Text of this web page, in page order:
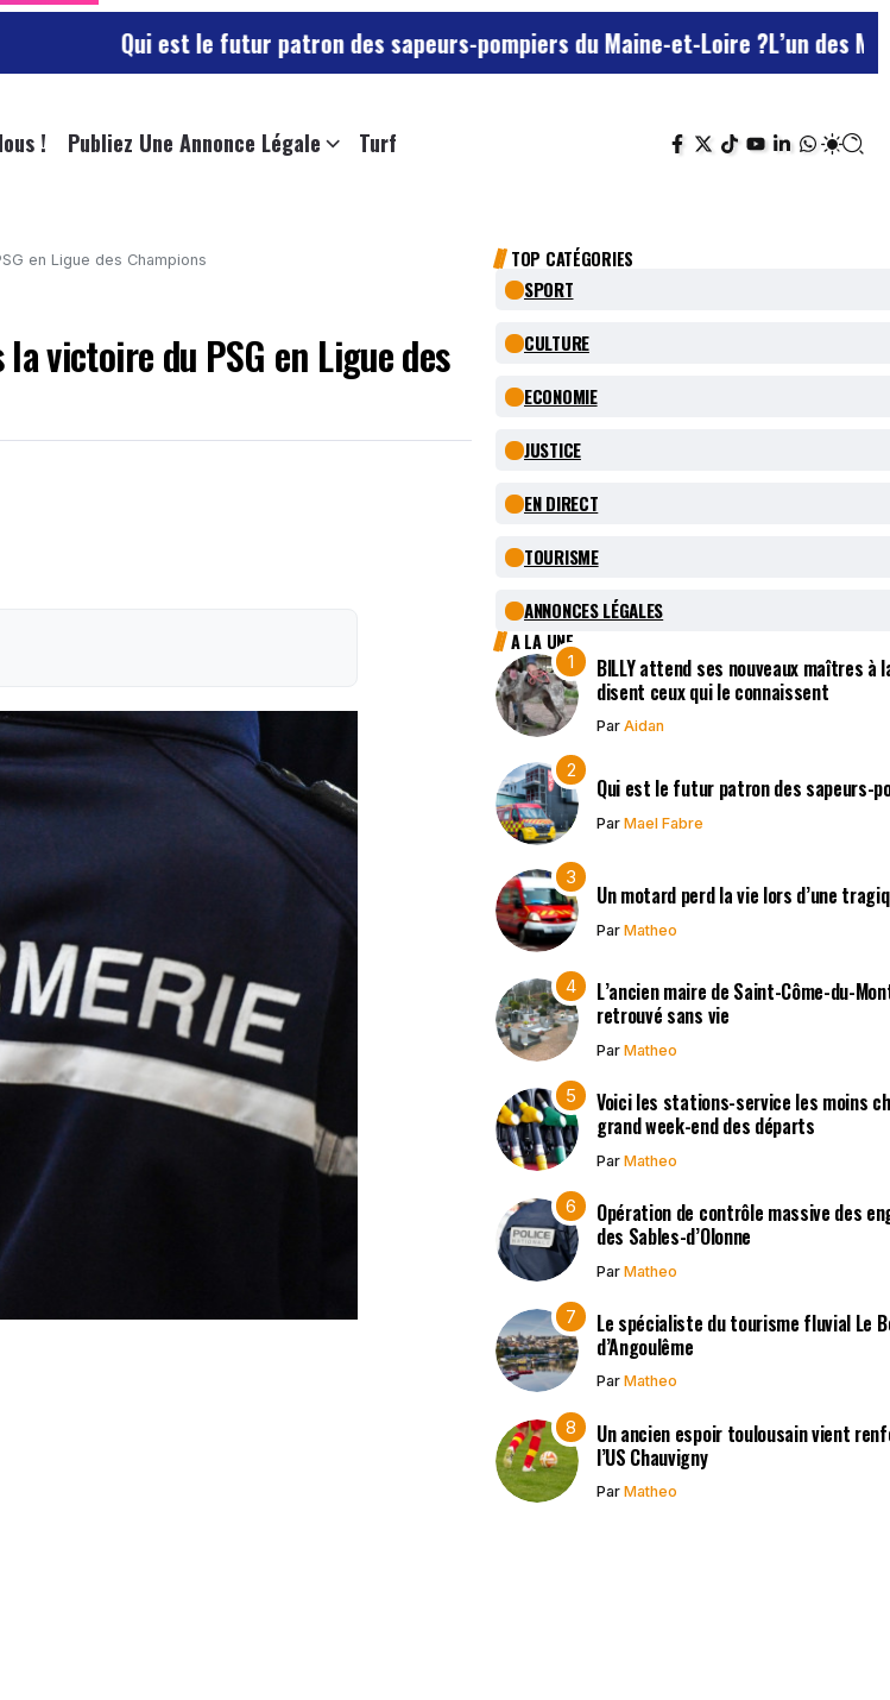
Qui est le futur patron des sapeurs-pompiers du Maine-et-Loire ?L’un des Marseillais
! Publiez Une Annonce Légale Turf
en Ligue des Champions
victoire du PSG en Ligue des
TOP CATÉGORIES
SPORT
CULTURE
ECONOMIE
JUSTICE
EN DIRECT
TOURISME
ANNONCES LÉGALES
A LA UNE
BILLY attend ses nouveaux maîtres à
disent ceux qui le connaissent
Par Aidan
Qui est le futur patron des sapeurs-
Par Mael Fabre
Un motard perd la vie lors d’une
Par Matheo
L’ancien maire de Saint-Côme-du-
retrouvé sans vie
Par Matheo
Voici les stations-service les moins
grand week-end des départs
Par Matheo
Opération de contrôle massive des
des Sables-d’Olonne
Par Matheo
Le spécialiste du tourisme fluvial Le
d’Angoulême
Par Matheo
Un ancien espoir toulousain vient
l’US Chauvigny
Par Matheo